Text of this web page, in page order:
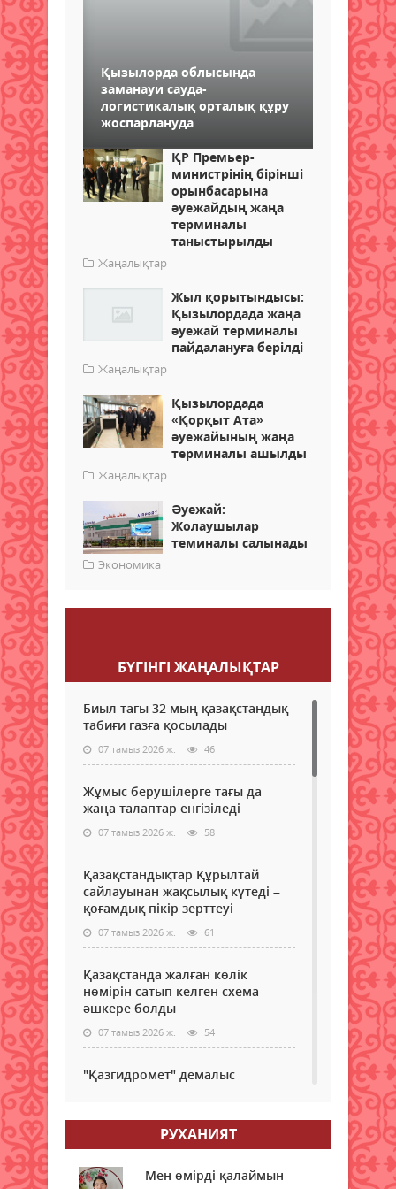
Қызылорда облысында
заманауи сауда-
логистикалық орталық құру
жоспарлануда
ҚР Премьер-
министрінің бірінші
орынбасарына
әуежайдың жаңа
терминалы
таныстырылды
Жаңалықтар
Жыл қорытындысы:
Қызылордада жаңа
әуежай терминалы
пайдалануға берілді
Жаңалықтар
Қызылордада
«Қорқыт Ата»
әуежайының жаңа
терминалы ашылды
Жаңалықтар
Әуежай:
Жолаушылар
теминалы салынады
Экономика
БҮГІНГI ЖАҢАЛЫҚТАР
Биыл тағы 32 мың қазақстандық
табиғи газға қосылады
07 тамыз 2026 ж. 46
Жұмыс берушілерге тағы да
жаңа талаптар енгізіледі
07 тамыз 2026 ж. 58
Қазақстандықтар Құрылтай
сайлауынан жақсылық күтеді –
қоғамдық пікір зерттеуі
07 тамыз 2026 ж. 61
Қазақстанда жалған көлік
нөмірін сатып келген схема
әшкере болды
07 тамыз 2026 ж. 54
"Қазгидромет" демалыс
07 тамыз 2026 ж. 55
7 тамыздағы сауда
РУХАНИЯТ
Мен өмірді қалаймын